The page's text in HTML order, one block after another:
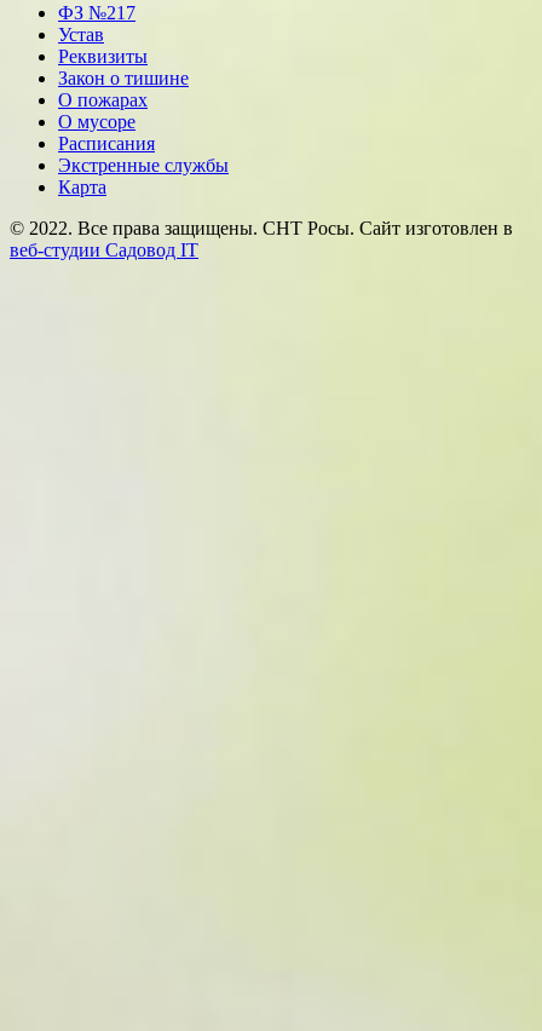
ФЗ №217
Устав
Реквизиты
Закон о тишине
О пожарах
О мусоре
Расписания
Экстренные службы
Карта
© 2022. Все права защищены. СНТ Росы. Сайт изготовлен в
веб-студии Садовод IT